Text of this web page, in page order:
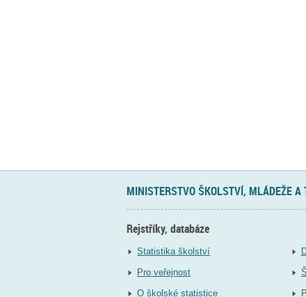
MINISTERSTVO ŠKOLSTVÍ, MLÁDEŽE A
Rejstříky, databáze
Statistika školství
Pro veřejnost
O školské statistice